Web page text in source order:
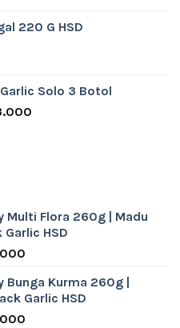
Rp281.000.
220 G HSD
Solo 3 Botol
Current
Multi Flora 260g | Madu
HSD
Current
is:
Rp118.000.
Bunga Kurma 260g |
Garlic HSD
Current